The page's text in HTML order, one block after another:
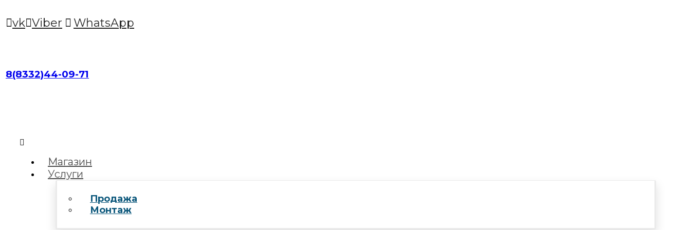
vk Viber WhatsApp
8(8332)44-09-71
Магазин
Услуги
Продажа
Монтаж